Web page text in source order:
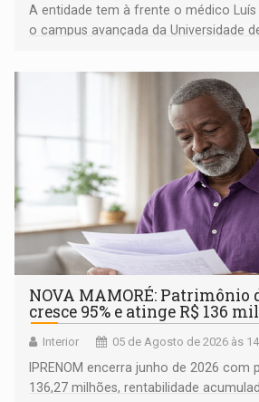
A entidade tem à frente o médico Luís
o campus avançada da Universidade
NOVA MAMORÉ: Patrimônio
cresce 95% e atinge R$ 136
Interior 05 de Agosto de 2026 às
IPRENOM encerra junho de 2026 com
136,27 milhões, rentabilidade